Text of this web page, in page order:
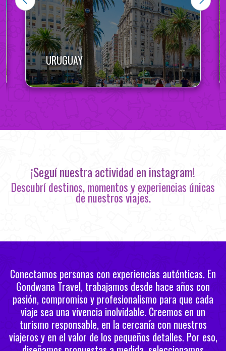
URUGUAY
¡Seguí nuestra actividad en instagram!
Descubrí destinos, momentos y experiencias únicas
de nuestros viajes.
Conectamos personas con experiencias auténticas. En
Gondwana Travel, trabajamos desde hace años con
pasión, compromiso y profesionalismo para que cada
viaje sea una vivencia inolvidable. Creemos en un
turismo responsable, en la cercanía con nuestros
viajeros y en el valor de los pequeños detalles. Por eso,